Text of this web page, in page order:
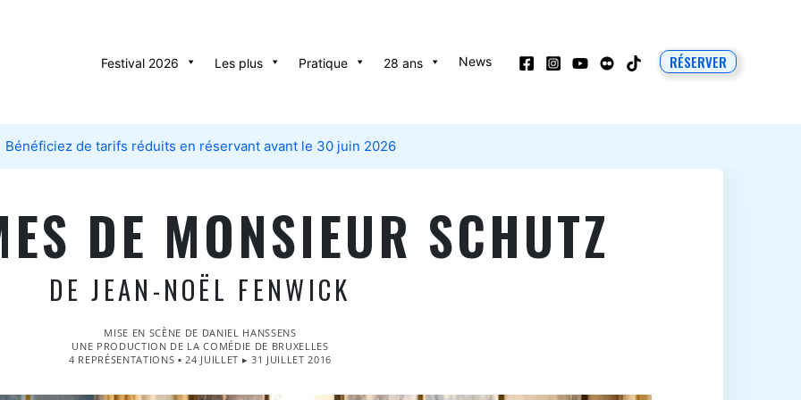
Festival 2026 Les plus Pratique 28 ans News RÉSERVER
Bénéficiez de tarifs réduits en réservant avant le 30 juin 2026
DE MONSIEUR SCHUTZ
DE JEAN-NOËL FENWICK
MISE EN SCÈNE DE DANIEL HANSSENS
UNE PRODUCTION DE LA COMÉDIE DE BRUXELLES
4 REPRÉSENTATIONS ▪ 24 JUILLET ▸ 31 JUILLET 2016